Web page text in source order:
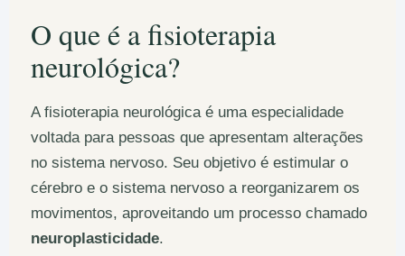
O que é a fisioterapia
neurológica?
A fisioterapia neurológica é uma especialidade
voltada para pessoas que apresentam alterações
no sistema nervoso. Seu objetivo é estimular o
cérebro e o sistema nervoso a reorganizarem os
movimentos, aproveitando um processo chamado
neuroplasticidade.